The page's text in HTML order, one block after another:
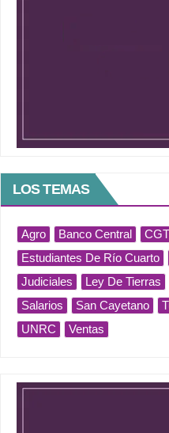
LOS TEMAS
Agro Banco Central CGT
Estudiantes De Río Cuarto
Judiciales
Ley De Tierras
Salarios
San Cayetano
UNRC
Ventas